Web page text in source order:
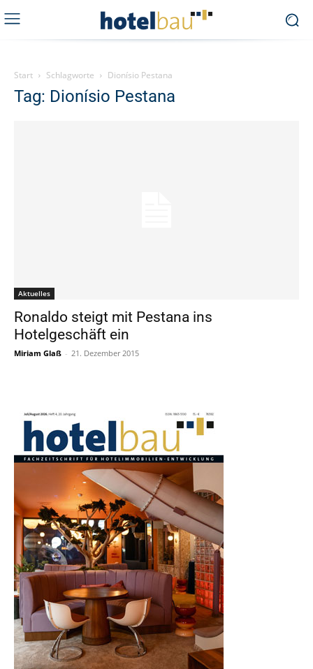
Start Schlagworte Dionísio Pestana
Tag: Dionísio Pestana
Aktuelles
Ronaldo steigt mit Pestana ins
Hotelgeschäft ein
Miriam Glaß - 21. Dezember 2015